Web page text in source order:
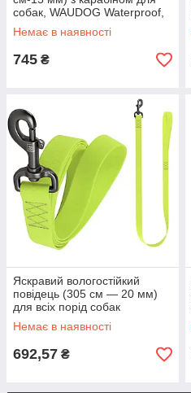
собак, WAUDOG Waterproof,
S / Міцний повідець для
собак
Немає в наявності
745 ₴
Яскравий вологостійкий
повідець (305 см — 20 мм)
для всіх порід собак
WAUDOG Waterproof, M/
Амуніція для тварин
Немає в наявності
692,57 ₴